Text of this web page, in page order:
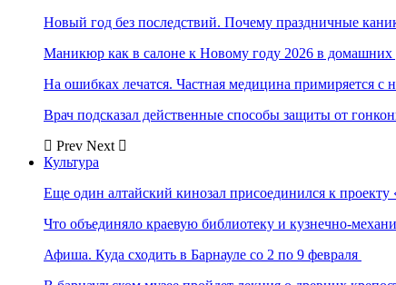
Новый год без последствий. Почему праздничные
Маникюр как в салоне к Новому году 2026 в домашних
На ошибках лечатся. Частная медицина примиряется с
Врач подсказал действенные способы защиты от
Prev Next
Культура
Еще один алтайский кинозал присоединился к проекту
Что объединяло краевую библиотеку и кузнечно-
Афиша. Куда сходить в Барнауле со 2 по 9 февраля